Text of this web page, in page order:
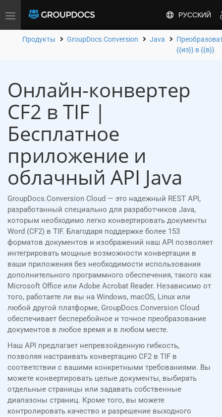
Toggle
РУССКИЙ
Продукты GroupDocs.Conversion Java
{{из}} в {{в}}
Онлайн-конвертер
CF2 в TIF |
Бесплатное
приложение и
облачный API Java
GroupDocs.Conversion Cloud — это надежный REST API,
разработанный специально для разработчиков Java,
которым необходимо легко конвертировать документы
Word (CF2) в TIF. Благодаря поддержке более 153
форматов документов и изображений наш API позволяет
интегрировать мощные возможности конвертации в
ваши приложения без необходимости использования
дополнительного программного обеспечения, такого как
Microsoft Office или Adobe Acrobat Reader. Независимо от
того, работаете ли вы на Windows, macOS, Linux или
любой другой платформе, GroupDocs.Conversion Cloud
обеспечивает бесперебойное и точное преобразование
документов в любое время и в любом месте.
Наш API предлагает непревзойденную гибкость,
позволяя настраивать конвертацию CF2 в TIF в
соответствии с вашими конкретными требованиями. Вы
можете конвертировать целые документы, выбирать
отдельные страницы или задавать собственные
диапазоны страниц. Кроме того, вы можете
контролировать качество и разрешение выходного